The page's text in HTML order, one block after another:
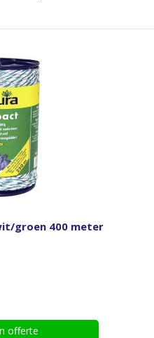
groen 400 meter
offerte